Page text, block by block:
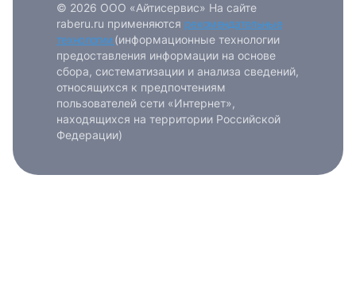
© 2026 ООО «Айтисервис» На сайте
raberu.ru применяются рекомендательные
технологии (информационные технологии
предоставления информации на основе
сбора, систематизации и анализа сведений,
относящихся к предпочтениям
пользователей сети «Интернет»,
находящихся на территории Российской
Федерации)